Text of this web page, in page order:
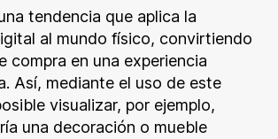
tendencia que aplica la
al mundo físico, convirtiendo
compra en una experiencia
Así, mediante el uso de este
visualizar, por ejemplo,
una decoración o mueble